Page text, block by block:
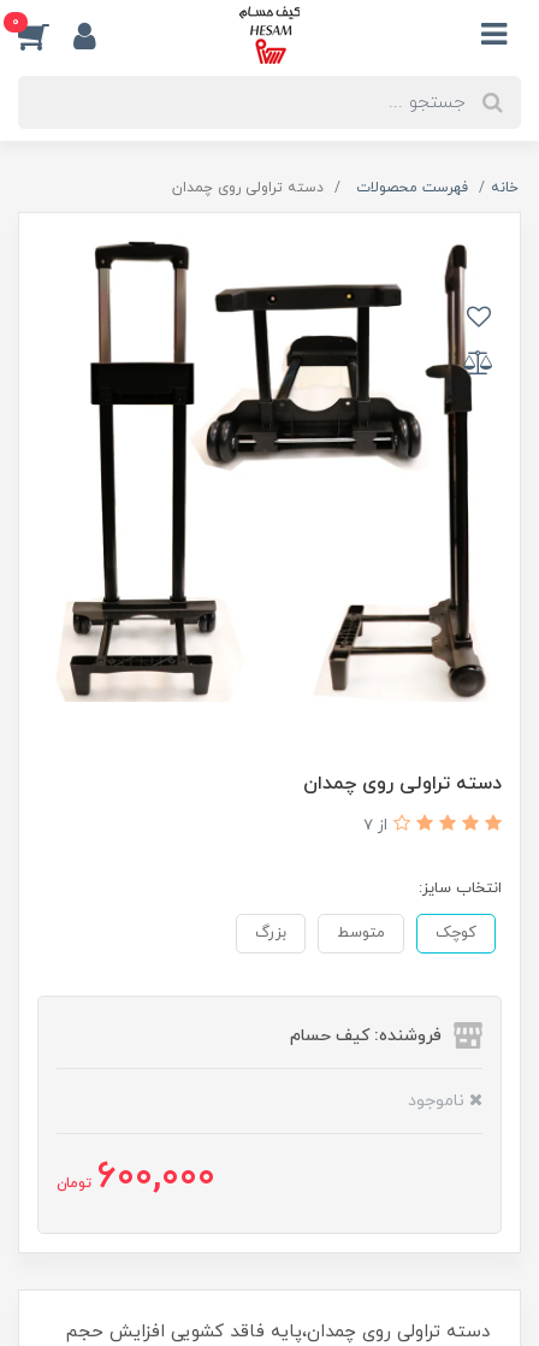
0
خانه فهرست محصولات دسته تراولی روی چمدان
دسته تراولی روی چمدان
از 7
انتخاب سایز:
کوچک متوسط بزرگ
فروشنده: کیف حسام
ناموجود
600,000 تومان
دسته تراولی روی چمدان،پایه فاقد کشویی افزایش حجم